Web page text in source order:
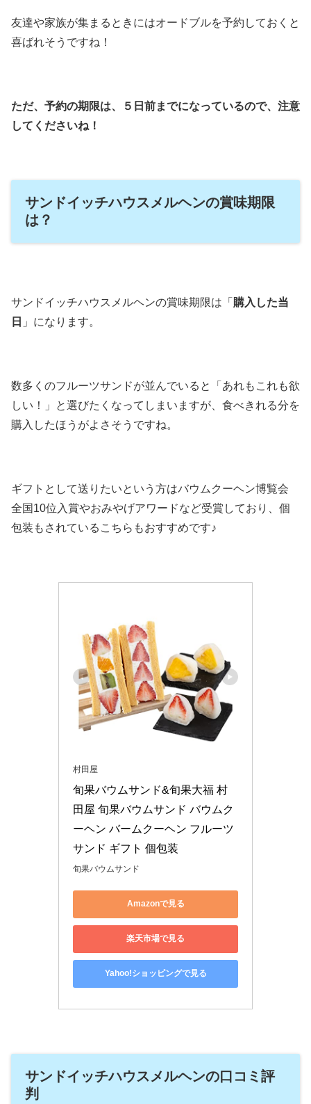
友達や家族が集まるときにはオードブルを予約しておくと
喜ばれそうですね！
ただ、予約の期限は、５日前までになっているので、注意
してくださいね！
サンドイッチハウスメルヘンの賞味期限
は？
サンドイッチハウスメルヘンの賞味期限は「 購入した当
日 」になります。
数多くのフルーツサンドが並んでいると「あれもこれも欲
しい！」と選びたくなってしまいますが、食べきれる分を
購入したほうがよさそうですね。
ギフトとして送りたいという方はバウムクーヘン博覧会
全国10位入賞やおみやげアワードなど受賞しており、 個
包装もされているこちらもおすすめです♪
村田屋
旬果バウムサンド&旬果大福 村
田屋 旬果バウムサンド バウムク
ーヘン バームクーヘン フルーツ
サンド ギフト 個包装
旬果バウムサンド
Amazonで見る
楽天市場で見る
Yahoo!ショッピングで見る
サンドイッチハウスメルヘンの口コミ評
判